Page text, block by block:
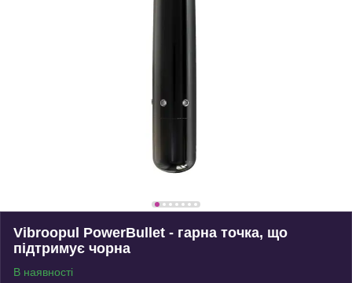
Vibroopul PowerBullet - гарна точка, що
підтримує чорна
В наявності